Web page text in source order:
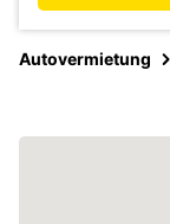
Autovermietung